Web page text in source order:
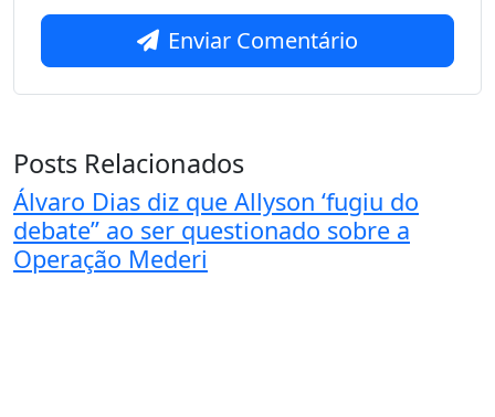
Enviar Comentário
Posts Relacionados
Álvaro Dias diz que Allyson ‘fugiu do
debate” ao ser questionado sobre a
Operação Mederi